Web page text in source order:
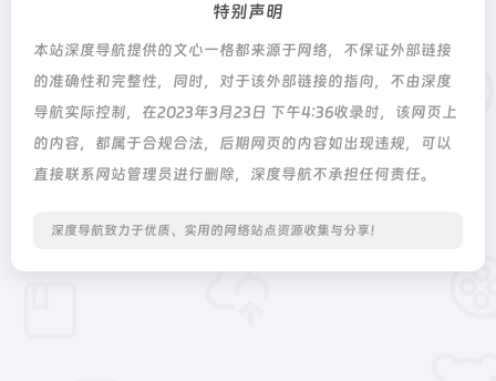
特别声明
本站深度导航提供的文心一格都来源于网络，不保证外部链接
的准确性和完整性，同时，对于该外部链接的指向，不由深度
导航实际控制，在2023年3月23日 下午4:36收录时，该网页上
的内容，都属于合规合法，后期网页的内容如出现违规，可以
直接联系网站管理员进行删除，深度导航不承担任何责任。
深度导航致力于优质、实用的网络站点资源收集与分享！